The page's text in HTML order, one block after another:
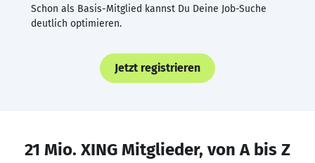
Schon als Basis-Mitglied kannst Du Deine Job-Suche
deutlich optimieren.
Jetzt registrieren
21 Mio. XING Mitglieder, von A bis Z